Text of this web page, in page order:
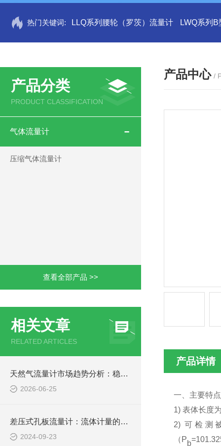
热门关键词: LLQ系列腰轮（罗茨）流量计 LWQ系列
产品分类
PRODUCT CLASSIFICATION
气体流量计
压缩气体流量计
查看全部产品 >>
相关文章
RELATED ARTICLES
天然气流量计市场趋势分析：稳中有进，智能化与国产化双轮驱动
2026-06-25
差压式孔板流量计：流体计量的经典之选
2024-09-23
产品中心 /
产品详情
一、主要特
1) 表体长度
2) 可检测
（Pb